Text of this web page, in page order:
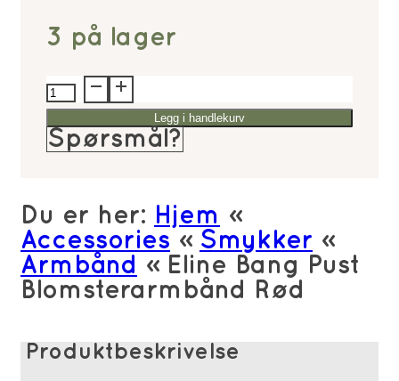
3 på lager
Eline
Bang
Pust
antall
Legg i handlekurv
Spørsmål?
Du er her: Hjem »
Accessories » Smykker »
Armbånd
» Eline Bang Pust
Blomsterarmbånd Rød
Produktbeskrivelse